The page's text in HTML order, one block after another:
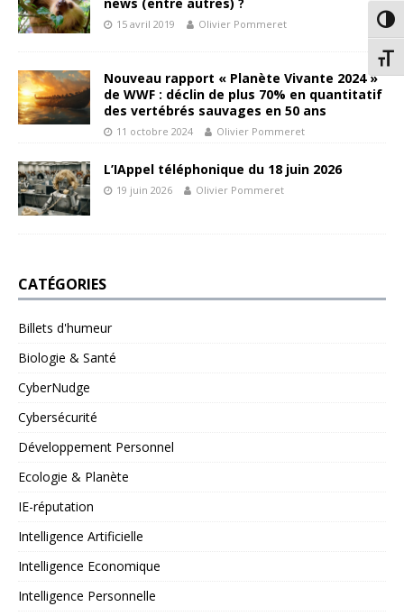
15 avril 2019 Olivier Pommeret
Nouveau rapport « Planète Vivante 2024 »
de WWF : déclin de plus 70% en quantitatif
des vertébrés sauvages en 50 ans
11 octobre 2024 Olivier Pommeret
L’IAppel téléphonique du 18 juin 2026
19 juin 2026 Olivier Pommeret
CATÉGORIES
Billets d'humeur
Biologie & Santé
CyberNudge
Cybersécurité
Développement Personnel
Ecologie & Planète
IE-réputation
Intelligence Artificielle
Intelligence Economique
Intelligence Personnelle